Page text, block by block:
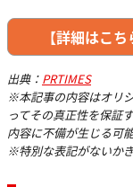
【詳細はこ
出典： PRTIMES
※本記事の内容はオリ
ってその真正性を保証
内容に不備が生じる可
※特別な表記がないか